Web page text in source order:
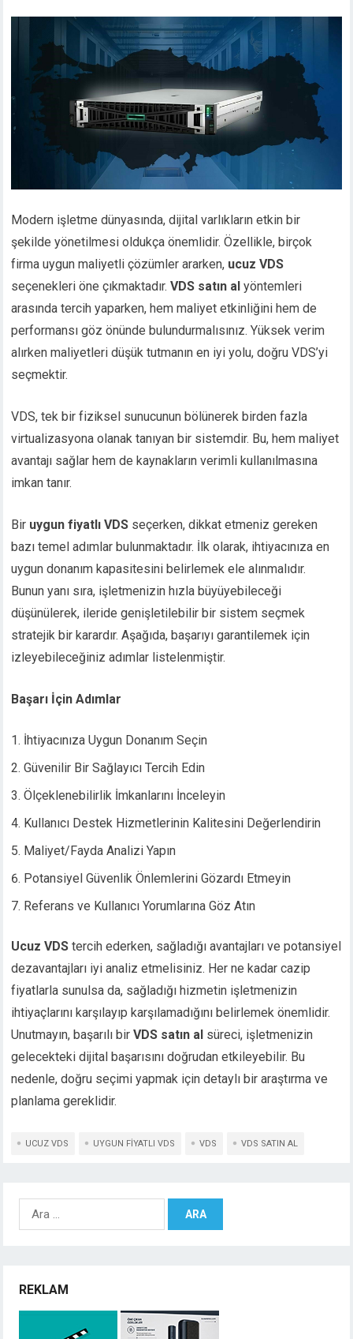
Modern işletme dünyasında, dijital varlıkların etkin bir
şekilde yönetilmesi oldukça önemlidir. Özellikle, birçok
firma uygun maliyetli çözümler ararken, ucuz VDS
seçenekleri öne çıkmaktadır.VDS satın al yöntemleri
arasında tercih yaparken, hem maliyet etkinliğini hem de
performansı göz önünde bulundurmalısınız. Yüksek verim
alırken maliyetleri düşük tutmanın en iyi yolu, doğru VDS’yi
seçmektir.
VDS, tek bir fiziksel sunucunun bölünerek birden fazla
virtualizasyona olanak tanıyan bir sistemdir. Bu, hem maliyet
avantajı sağlar hem de kaynakların verimli kullanılmasına
imkan tanır.
Bir uygun fiyatlı VDS seçerken, dikkat etmeniz gereken
bazı temel adımlar bulunmaktadır. İlk olarak, ihtiyacınıza en
uygun donanım kapasitesini belirlemek ele alınmalıdır.
Bunun yanı sıra, işletmenizin hızla büyüyebileceği
düşünülerek, ileride genişletilebilir bir sistem seçmek
stratejik bir karardır. Aşağıda, başarıyı garantilemek için
izleyebileceğiniz adımlar listelenmiştir.
Başarı İçin Adımlar
İhtiyacınıza Uygun Donanım Seçin
Güvenilir Bir Sağlayıcı Tercih Edin
Ölçeklenebilirlik İmkanlarını İnceleyin
Kullanıcı Destek Hizmetlerinin Kalitesini Değerlendirin
Maliyet/Fayda Analizi Yapın
Potansiyel Güvenlik Önlemlerini Gözardı Etmeyin
Referans ve Kullanıcı Yorumlarına Göz Atın
Ucuz VDS tercih ederken, sağladığı avantajları ve potansiyel
dezavantajları iyi analiz etmelisiniz. Her ne kadar cazip
fiyatlarla sunulsa da, sağladığı hizmetin işletmenizin
ihtiyaçlarını karşılayıp karşılamadığını belirlemek önemlidir.
Unutmayın, başarılı birVDS satın al süreci, işletmenizin
gelecekteki dijital başarısını doğrudan etkileyebilir. Bu
nedenle, doğru seçimi yapmak için detaylı bir araştırma ve
planlama gereklidir.
UCUZ VDS UYGUN FIYATLI VDS VDS VDS SATIN AL
Arama:
REKLAM